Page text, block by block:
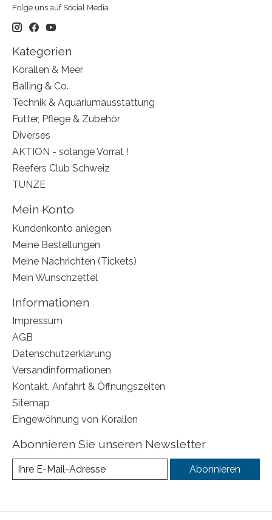
Folge uns auf Social Media
Kategorien
Korallen & Meer
Balling & Co.
Technik & Aquariumausstattung
Futter, Pflege & Zubehör
Diverses
AKTION - solange Vorrat !
Reefers Club Schweiz
TUNZE
Mein Konto
Kundenkonto anlegen
Meine Bestellungen
Meine Nachrichten (Tickets)
Mein Wunschzettel
Informationen
Impressum
AGB
Datenschutzerklärung
Versandinformationen
Kontakt, Anfahrt & Öffnungszeiten
Sitemap
Eingewöhnung von Korallen
Abonnieren Sie unseren Newsletter
Abonnieren